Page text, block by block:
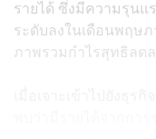
รายได้ ซึ่งมีความรุนแ
ระดับลงในเดือนพฤษ
ภาพรวมกำไรสุทธิลด